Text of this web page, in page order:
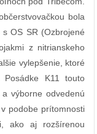
bola
OS SR (Ozbrojené
z nitrianskeho
vylepšenie, ktoré
K11 touto
výborne odvedenú
podobe prítomnosti
ako aj rozšírenou